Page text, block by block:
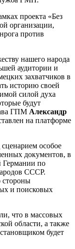
проекта «Без
организации,
против
нашего народа
аудитории и
захватчиков в
историю своей
силой духа
будут
ГПМ Александр
на платформе
особое
документов, в
Германии по
СССР.
стороны
и поисковых
что в массовых
области, а также
будет